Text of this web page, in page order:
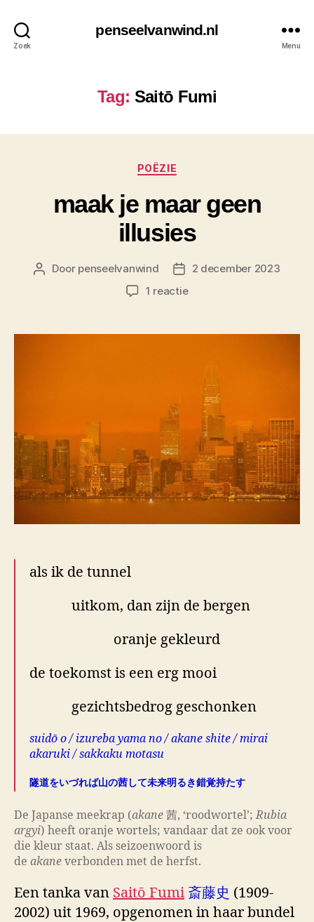
Zoek
penseelvanwind.nl
Menu
Tag: Saitō Fumi
Categorieën
POËZIE
maak je maar geen
illusies
Berichtauteur
Door penseelvanwind Berichtdatum
2 december 2023
1 reactieop
maar
als ik de tunnel
uitkom, dan zijn de bergen
oranje gekleurd
de toekomst is een erg mooi
gezichtsbedrog geschonken
suidō o / izureba yama no / akane shite / mirai
akaruki / sakkaku motasu
隧道をいづれば山の茜して未来明るき錯覚持たす
De Japanse meekrap (akane 茜, ‘roodwortel’;Rubia
argyi) heeft oranje wortels; vandaar dat ze ook voor
die kleur staat. Als seizoenwoord is
de akane verbonden met de herfst.
Een tanka van Saitō Fumi 斎藤史 (1909-
2002) uit 1969, opgenomen in haar bundel